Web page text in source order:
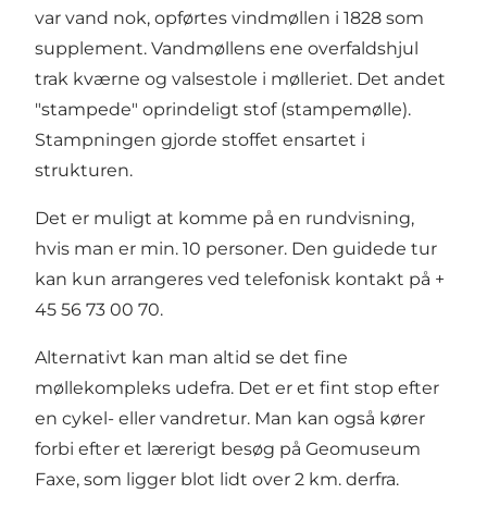
var vand nok, opførtes vindmøllen i 1828 som
supplement. Vandmøllens ene overfaldshjul
trak kværne og valsestole i mølleriet. Det andet
"stampede" oprindeligt stof (stampemølle).
Stampningen gjorde stoffet ensartet i
strukturen.
Det er muligt at komme på en rundvisning,
hvis man er min. 10 personer. Den guidede tur
kan kun arrangeres ved telefonisk kontakt på +
45 56 73 00 70.
Alternativt kan man altid se det fine
møllekompleks udefra. Det er et fint stop efter
en cykel- eller vandretur. Man kan også kører
forbi efter et lærerigt besøg på Geomuseum
Faxe, som ligger blot lidt over 2 km. derfra.